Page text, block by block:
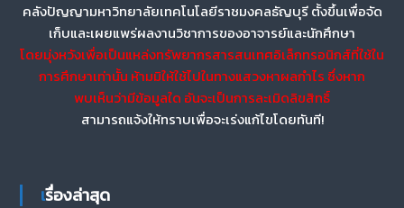
คลังปัญญามหาวิทยาลัยเทคโนโลยีราชมงคลธัญบุรี ตั้งขึ้นเพื่อจัด
เก็บและเผยแพร่ผลงานวิชาการของอาจารย์และนักศึกษา
โดยมุ่งหวังเพื่อเป็นแหล่งทรัพยากรสารสนเทศอิเล็กทรอนิกส์ที่ใช้ใน
การศึกษาเท่านั้น ห้ามมิให้ใช้ไปในทางแสวงหาผลกำไร ซึ่งหาก
พบเห็นว่ามีข้อมูลใด อันจะเป็นการละเมิดลิขสิทธิ์
สามารถแจ้งให้ทราบเพื่อจะเร่งแก้ไขโดยทันที!
เรื่องล่าสุด